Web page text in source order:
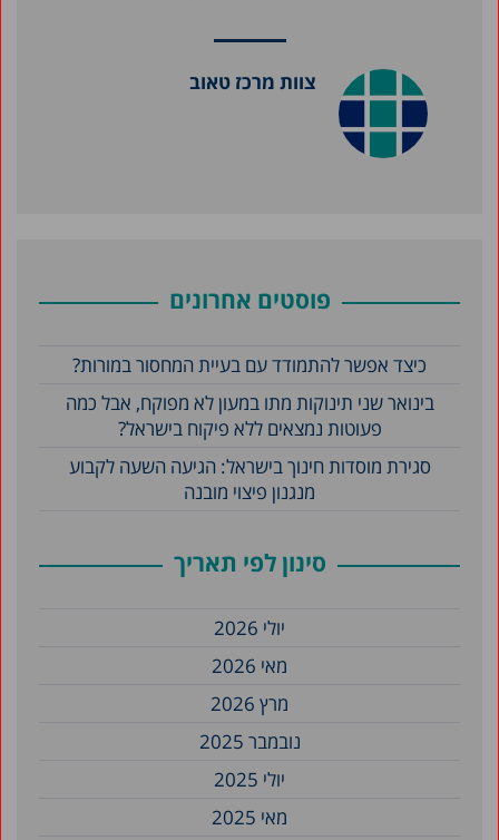
צוות מרכז טאוב
פוסטים אחרונים
כיצד אפשר להתמודד עם בעיית המחסור במורות?
בינואר שני תינוקות מתו במעון לא מפוקח, אבל כמה
פעוטות נמצאים ללא פיקוח בישראל?
סגירת מוסדות חינוך בישראל: הגיעה השעה לקבוע
מנגנון פיצוי מובנה
סינון לפי תאריך
יולי 2026
מאי 2026
מרץ 2026
נובמבר 2025
יולי 2025
מאי 2025